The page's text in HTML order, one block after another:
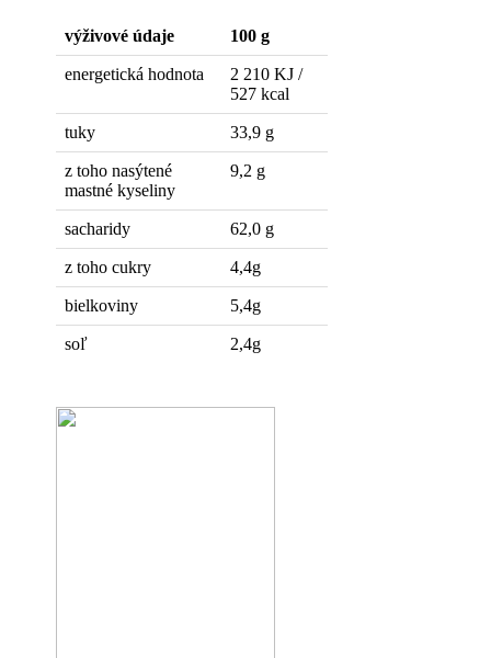
výživové údaje 100 g
energetická hodnota
2 210 KJ /
527 kcal
tuky 33,9 g
z toho nasýtené
mastné kyseliny
9,2 g
sacharidy 62,0 g
z toho cukry 4,4g
bielkoviny 5,4g
soľ 2,4g